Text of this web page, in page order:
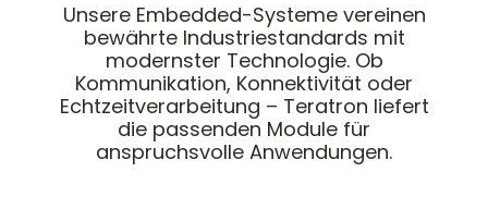
Unsere Embedded-Systeme vereinen
bewährte Industriestandards mit
modernster Technologie. Ob
Kommunikation, Konnektivität oder
Echtzeitverarbeitung – Teratron liefert
die passenden Module für
anspruchsvolle Anwendungen.